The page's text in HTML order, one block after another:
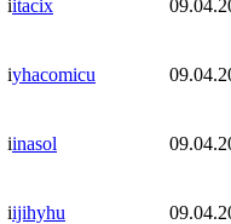
iitacix
iyhacomicu
iinasol
iijihyhu